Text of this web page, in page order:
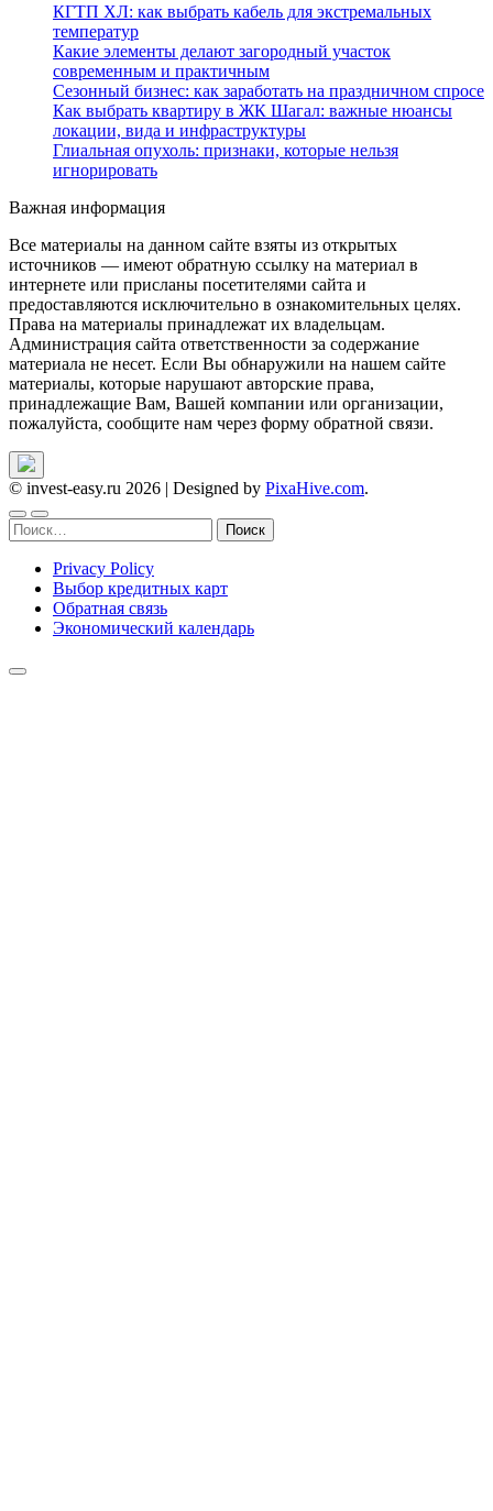
КГТП ХЛ: как выбрать кабель для экстремальных
температур
Какие элементы делают загородный участок
современным и практичным
Сезонный бизнес: как заработать на праздничном спросе
Как выбрать квартиру в ЖК Шагал: важные нюансы
локации, вида и инфраструктуры
Глиальная опухоль: признаки, которые нельзя
игнорировать
Важная информация
Все материалы на данном сайте взяты из открытых
источников — имеют обратную ссылку на материал в
интернете или присланы посетителями сайта и
предоставляются исключительно в ознакомительных целях.
Права на материалы принадлежат их владельцам.
Администрация сайта ответственности за содержание
материала не несет. Если Вы обнаружили на нашем сайте
материалы, которые нарушают авторские права,
принадлежащие Вам, Вашей компании или организации,
пожалуйста, сообщите нам через форму обратной связи.
© invest-easy.ru 2026 | Designed by PixaHive.com.
Найти:
Privacy Policy
Выбор кредитных карт
Обратная связь
Экономический календарь